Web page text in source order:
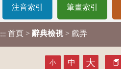
注音索引 筆畫索引
::: 首頁 > 辭典檢視 > 戲弄
小 中 大